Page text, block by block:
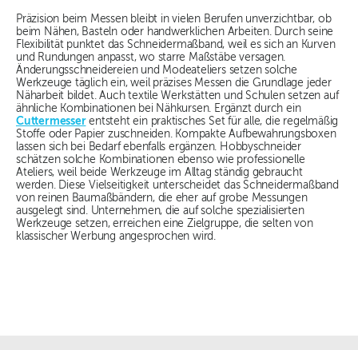
Präzision beim Messen bleibt in vielen Berufen unverzichtbar, ob
beim Nähen, Basteln oder handwerklichen Arbeiten. Durch seine
Flexibilität punktet das Schneidermaßband, weil es sich an Kurven
und Rundungen anpasst, wo starre Maßstäbe versagen.
Änderungsschneidereien und Modeateliers setzen solche
Werkzeuge täglich ein, weil präzises Messen die Grundlage jeder
Näharbeit bildet. Auch textile Werkstätten und Schulen setzen auf
ähnliche Kombinationen bei Nähkursen. Ergänzt durch ein
Cuttermesserentsteht ein praktisches Set für alle, die regelmäßig
Stoffe oder Papier zuschneiden. Kompakte Aufbewahrungsboxen
lassen sich bei Bedarf ebenfalls ergänzen. Hobbyschneider
schätzen solche Kombinationen ebenso wie professionelle
Ateliers, weil beide Werkzeuge im Alltag ständig gebraucht
werden. Diese Vielseitigkeit unterscheidet das Schneidermaßband
von reinen Baumaßbändern, die eher auf grobe Messungen
ausgelegt sind. Unternehmen, die auf solche spezialisierten
Werkzeuge setzen, erreichen eine Zielgruppe, die selten von
klassischer Werbung angesprochen wird.